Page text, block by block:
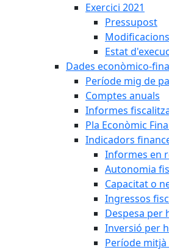
Exercici 2021
Pressupost
Estat
Dades econòmico-
Període mig de
Comptes anuals
Informes
Pla Econòmic
Indicadors
Informes en
Autonomia
Capacitat o
Ingressos
Despesa per
Inversió per
Període mitjà